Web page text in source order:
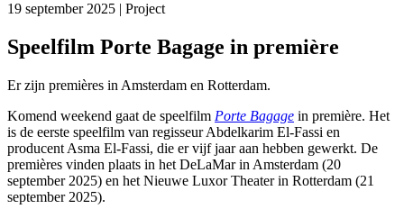
19 september 2025 | Project
Speelfilm Porte Bagage in première
Er zijn premières in Amsterdam en Rotterdam.
Komend weekend gaat de speelfilm Porte Bagage in première. Het
is de eerste speelfilm van regisseur Abdelkarim El-Fassi en
producent Asma El-Fassi, die er vijf jaar aan hebben gewerkt. De
premières vinden plaats in het DeLaMar in Amsterdam (20
september 2025) en het Nieuwe Luxor Theater in Rotterdam (21
september 2025).